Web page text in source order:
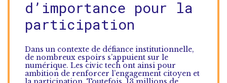
d’importance pour la
participation
Dans un contexte de défiance institutionnelle,
de nombreux espoirs s’appuient sur le
numérique. Les civic tech ont ainsi pour
ambition de renforcer l’engagement citoyen et